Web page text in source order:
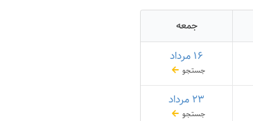
جمعه
۱۶ مرداد
جستجو
۲۳ مرداد
جستجو